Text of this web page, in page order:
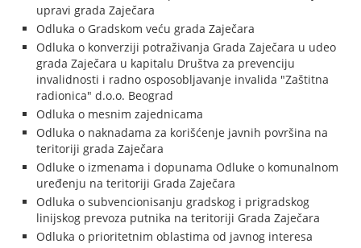
upravi grada Zaječara
Odluka o Gradskom veću grada Zaječara
Odluka o konverziji potraživanja Grada Zaječara u udeo
grada Zaječara u kapitalu Društva za prevenciju
invalidnosti i radno osposobljavanje invalida "Zaštitna
radionica" d.o.o. Beograd
Odluka o mesnim zajednicama
Odluka o naknadama za korišćenje javnih površina na
teritoriji grada Zaječara
Odluke o izmenama i dopunama Odluke o komunalnom
uređenju na teritoriji Grada Zaječara
Odluka o subvencionisanju gradskog i prigradskog
linijskog prevoza putnika na teritoriji Grada Zaječara
Odluka o prioritetnim oblastima od javnog interesa